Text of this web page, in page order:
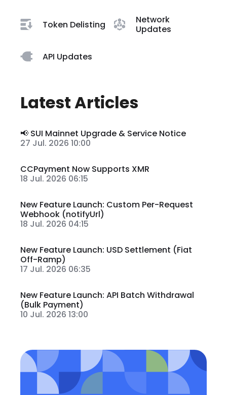
Token Delisting
Network
Updates
API Updates
Latest Articles
📢 SUI Mainnet Upgrade & Service Notice
27 Jul. 2026 10:00
CCPayment Now Supports XMR
18 Jul. 2026 06:15
New Feature Launch: Custom Per-Request
Webhook (notifyUrl)
18 Jul. 2026 04:15
New Feature Launch: USD Settlement (Fiat
Off-Ramp)
17 Jul. 2026 06:35
New Feature Launch: API Batch Withdrawal
(Bulk Payment)
10 Jul. 2026 13:00